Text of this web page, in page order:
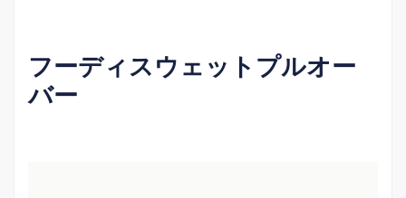
フーディスウェットプルオー
バー